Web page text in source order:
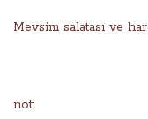
Mevsim salatası ve
not: